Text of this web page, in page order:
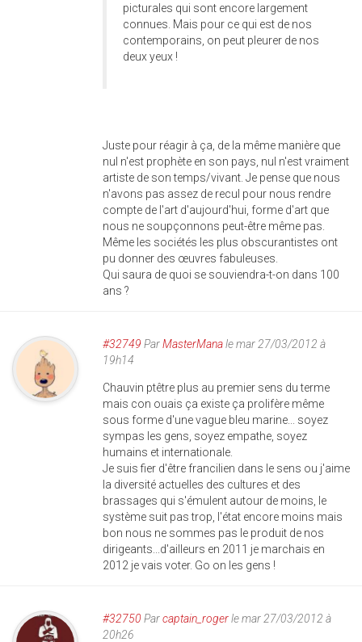
picturales qui sont encore largement
connues. Mais pour ce qui est de nos
contemporains, on peut pleurer de nos
deux yeux !
Juste pour réagir à ça, de la même manière que
nul n'est prophète en son pays, nul n'est vraiment
artiste de son temps/vivant. Je pense que nous
n'avons pas assez de recul pour nous rendre
compte de l'art d'aujourd'hui, forme d'art que
nous ne soupçonnons peut-être même pas.
Même les sociétés les plus obscurantistes ont
pu donner des œuvres fabuleuses.
Qui saura de quoi se souviendra-t-on dans 100
ans ?
#32749 ParMasterManale mar 27/03/2012 à
19h14
Chauvin ptêtre plus au premier sens du terme
mais con ouais ça existe ça prolifère même
sous forme d'une vague bleu marine... soyez
sympas les gens, soyez empathe, soyez
humains et internationale.
Je suis fier d'être francilien dans le sens ou j'aime
la diversité actuelles des cultures et des
brassages qui s'émulent autour de moins, le
système suit pas trop, l'état encore moins mais
bon nous ne sommes pas le produit de nos
dirigeants...d'ailleurs en 2011 je marchais en
2012 je vais voter. Go on les gens !
#32750 Parcaptain_rogerle mar 27/03/2012 à
20h26